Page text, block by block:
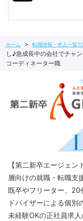
ホーム 転職情報・求人一覧
し♪急成長中の会社でチャ
コーディネーター職
【第二新卒エージェ
層向けの就職・転職支
既卒やフリーター、20
ドバイザーによる個別
未経験OKの正社員求